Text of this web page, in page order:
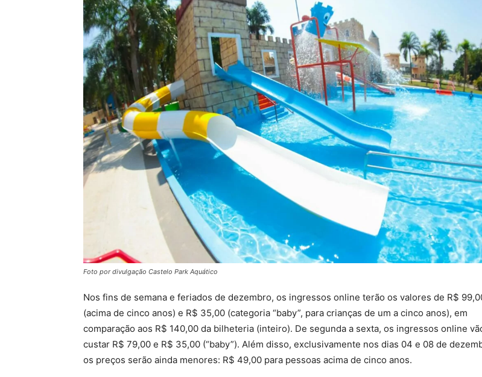
Foto por divulgação Castelo Park Aquático
Nos fins de semana e feriados de dezembro, os ingressos online terão os valores de R$
(acima de cinco anos) e R$ 35,00 (categoria “baby”, para crianças de um a cinco anos), em
comparação aos R$ 140,00 da bilheteria (inteiro). De segunda a sexta, os ingressos online
custar R$ 79,00 e R$ 35,00 (“baby”). Além disso, exclusivamente nos dias 04 e 08 de
os preços serão ainda menores: R$ 49,00 para pessoas acima de cinco anos.